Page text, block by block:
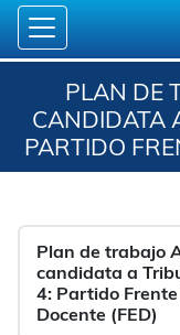
PLAN DE
CANDIDATA
PARTIDO
Plan de trabajo
candidata a
4: Partido Frente
Docente (FED)